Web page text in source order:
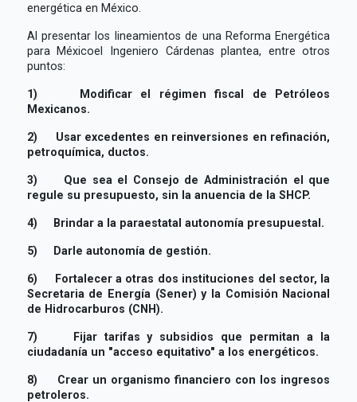
energética en México.
Al presentar los lineamientos de una Reforma Energética
para Méxicoel Ingeniero Cárdenas plantea, entre otros
puntos:
1) Modificar el régimen fiscal de Petróleos
Mexicanos.
2) Usar excedentes en reinversiones en refinación,
petroquímica, ductos.
3) Que sea el Consejo de Administración el que
regule su presupuesto, sin la anuencia de la SHCP.
4) Brindar a la paraestatal autonomía presupuestal.
5) Darle autonomía de gestión.
6) Fortalecer a otras dos instituciones del sector, la
Secretaria de Energía (Sener) y la Comisión Nacional
de Hidrocarburos (CNH).
7) Fijar tarifas y subsidios que permitan a la
ciudadanía un "acceso equitativo" a los energéticos.
8) Crear un organismo financiero con los ingresos
petroleros.